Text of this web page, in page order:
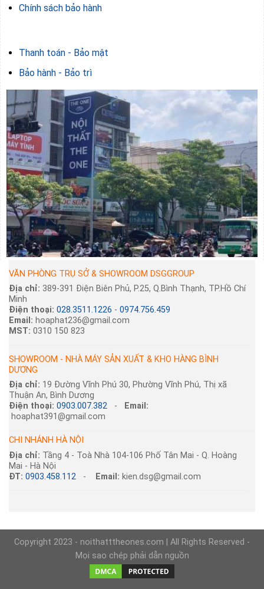
Chính sách bảo hành
Thanh toán - Bảo mật
Bảo hành - Bảo trì
VĂN PHÒNG TRỤ SỞ & SHOWROOM DSGGROUP
Địa chỉ: 389-391 Điện Biên Phủ, P.25, Q.Bình Thạnh, TP.Hồ Chí
Minh
Điện thoại: 028.3511.1226 - 0974.756.459
Email: hoaphat236@gmail.com
MST: 0310 150 823
SHOWROOM - NHÀ MÁY SẢN XUẤT & KHO HÀNG BÌNH
DƯƠNG
Địa chỉ: 19 Đường Vĩnh Phú 30, Phường Vĩnh Phú, Thị xã
Thuận An, Bình Dương
Điện thoại: 0903.007.382-
Email:
hoaphat391@gmail.com
CHI NHÁNH HÀ NỘI
Địa chỉ: Tầng 4 - Toà Nhà 104-106 Phố Tân Mai - Q. Hoàng
Mai - Hà Nội
ĐT: 0903.458.112- Email: kien.dsg@gmail.com
Copyright 2023 - noithatttheones.com | All Rights Reserved -
Mọi sao chép phải dẫn nguồn